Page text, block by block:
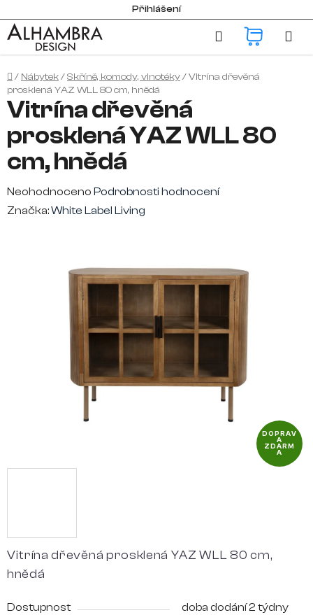
na
obsah
Přihlášení
Hledat
Domů
/ Nábytek/Skříně, komody, vinotéky/Vitrína dřevěná
prosklená YAZ WLL 80 cm, hnědá
Vitrína dřevěná prosklená YAZ WLL 80 cm,
hnědá
Dostupnost
doba dodání 2 týdny
Vitrína dřevěná
prosklená YAZ WLL 80
cm, hnědá
Průměrné
hodnocení
Neohodnoceno Podrobnosti hodnocení
Značka:White Label Living
DOPRAV
A
ZDARM
A